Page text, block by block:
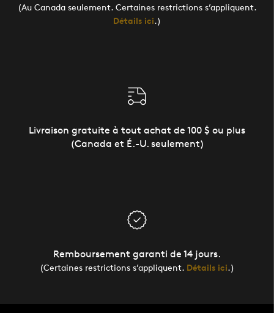
(Au Canada seulement. Certaines restrictions s’appliquent.
Détails ici.)
Livraison gratuite à tout achat de 100 $ ou plus
(Canada et É.-U. seulement)
Remboursement garanti de 14 jours.
(Certaines restrictions s’appliquent. Détails ici.)